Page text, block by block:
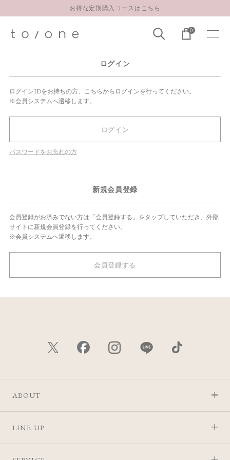
お得な定期購入コースはこちら
【重要】お盆期間中のお問い合わせと商品配送に関しまして
LINE お友達登録 500円OFFクーポンプレゼント
0
ログイン
ログインIDをお持ちの方、こちらからログインを行ってください。
※会員システムへ遷移します。
ログイン
パスワードをお忘れの方
新規会員登録
会員登録がお済みでない方は「会員登録する」をタップしていただき、外部
サイトに新規会員登録を行ってください。
※会員システムへ遷移します。
会員登録する
ABOUT
LINE UP